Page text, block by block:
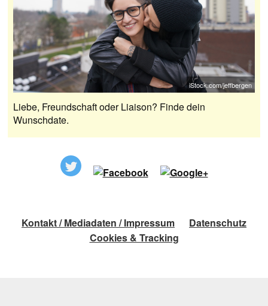
iStock.com/jeffbergen
Liebe, Freundschaft oder Liaison? Finde dein
Wunschdate.
Kontakt / Mediadaten / Impressum
Datenschutz
Cookies & Tracking